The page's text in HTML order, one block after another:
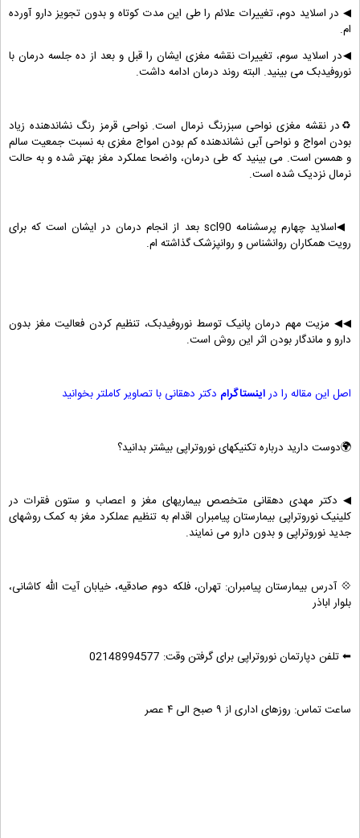
◀ در اسلاید دوم، تغییرات علائم را طی این مدت کوتاه و بدون تجویز دارو آورده
ام.
◀در اسلاید سوم، تغییرات نقشه مغزی ایشان را قبل و بعد از ده جلسه درمان با
نوروفیدبک می بینید. البته روند درمان ادامه داشت.
♻در نقشه مغزی نواحی سبزرنگ نرمال است. نواحی قرمز رنگ نشاندهنده زیاد
بودن امواج و نواحی آبی نشاندهنده کم بودن امواج مغزی به نسبت جمعیت سالم
و همسن است. می بینید که طی درمان، واضحا عملکرد مغز بهتر شده و به حالت
نرمال نزدیک شده است.
◀
اسلاید چهارم پرسشنامه scl90 بعد از انجام درمان در ایشان است که برای
رویت همکاران روانشناس و روانپزشک گذاشته ام.
◀◀ مزیت مهم درمان پانیک توسط نوروفیدبک، تنظیم کردن فعالیت مغز بدون
دارو و ماندگار بودن اثر این روش است.
اصل این مقاله را دراینستاگرام دکتر دهقانی با تصاویر کاملتر بخوانید
🌍دوست دارید درباره تکنیکهای نوروتراپی بیشتر بدانید؟
◀ دکتر مهدی دهقانی متخصص بیماریهای مغز و اعصاب و ستون فقرات در
کلینیک نوروتراپی بیمارستان پیامبران اقدام به تنظیم عملکرد مغز به کمک روشهای
جدید نوروتراپی و بدون دارو می نمایند.
💠 آدرس بیمارستان پیامبران: ‌‌‌تهران، فلکه دوم صادقیه، خیابان آیت الله کاشانی،
بلوار اباذر
⬅ تلفن دپارتمان نوروتراپی برای گرفتن وقت: 02148994577
ساعت تماس: روزهای اداری از ۹ صبح الی ۴ عصر